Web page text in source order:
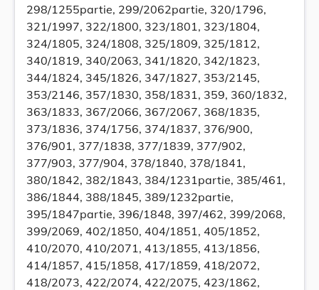
298/1255partie, 299/2062partie, 320/1796,
321/1997, 322/1800, 323/1801, 323/1804,
324/1805, 324/1808, 325/1809, 325/1812,
340/1819, 340/2063, 341/1820, 342/1823,
344/1824, 345/1826, 347/1827, 353/2145,
353/2146, 357/1830, 358/1831, 359, 360/1832,
363/1833, 367/2066, 367/2067, 368/1835,
373/1836, 374/1756, 374/1837, 376/900,
376/901, 377/1838, 377/1839, 377/902,
377/903, 377/904, 378/1840, 378/1841,
380/1842, 382/1843, 384/1231partie, 385/461,
386/1844, 388/1845, 389/1232partie,
395/1847partie, 396/1848, 397/462, 399/2068,
399/2069, 402/1850, 404/1851, 405/1852,
410/2070, 410/2071, 413/1855, 413/1856,
414/1857, 415/1858, 417/1859, 418/2072,
418/2073, 422/2074, 422/2075, 423/1862,